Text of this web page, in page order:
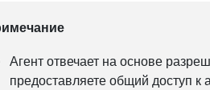
Агент отвечает на основе
предоставляете общий доступ к